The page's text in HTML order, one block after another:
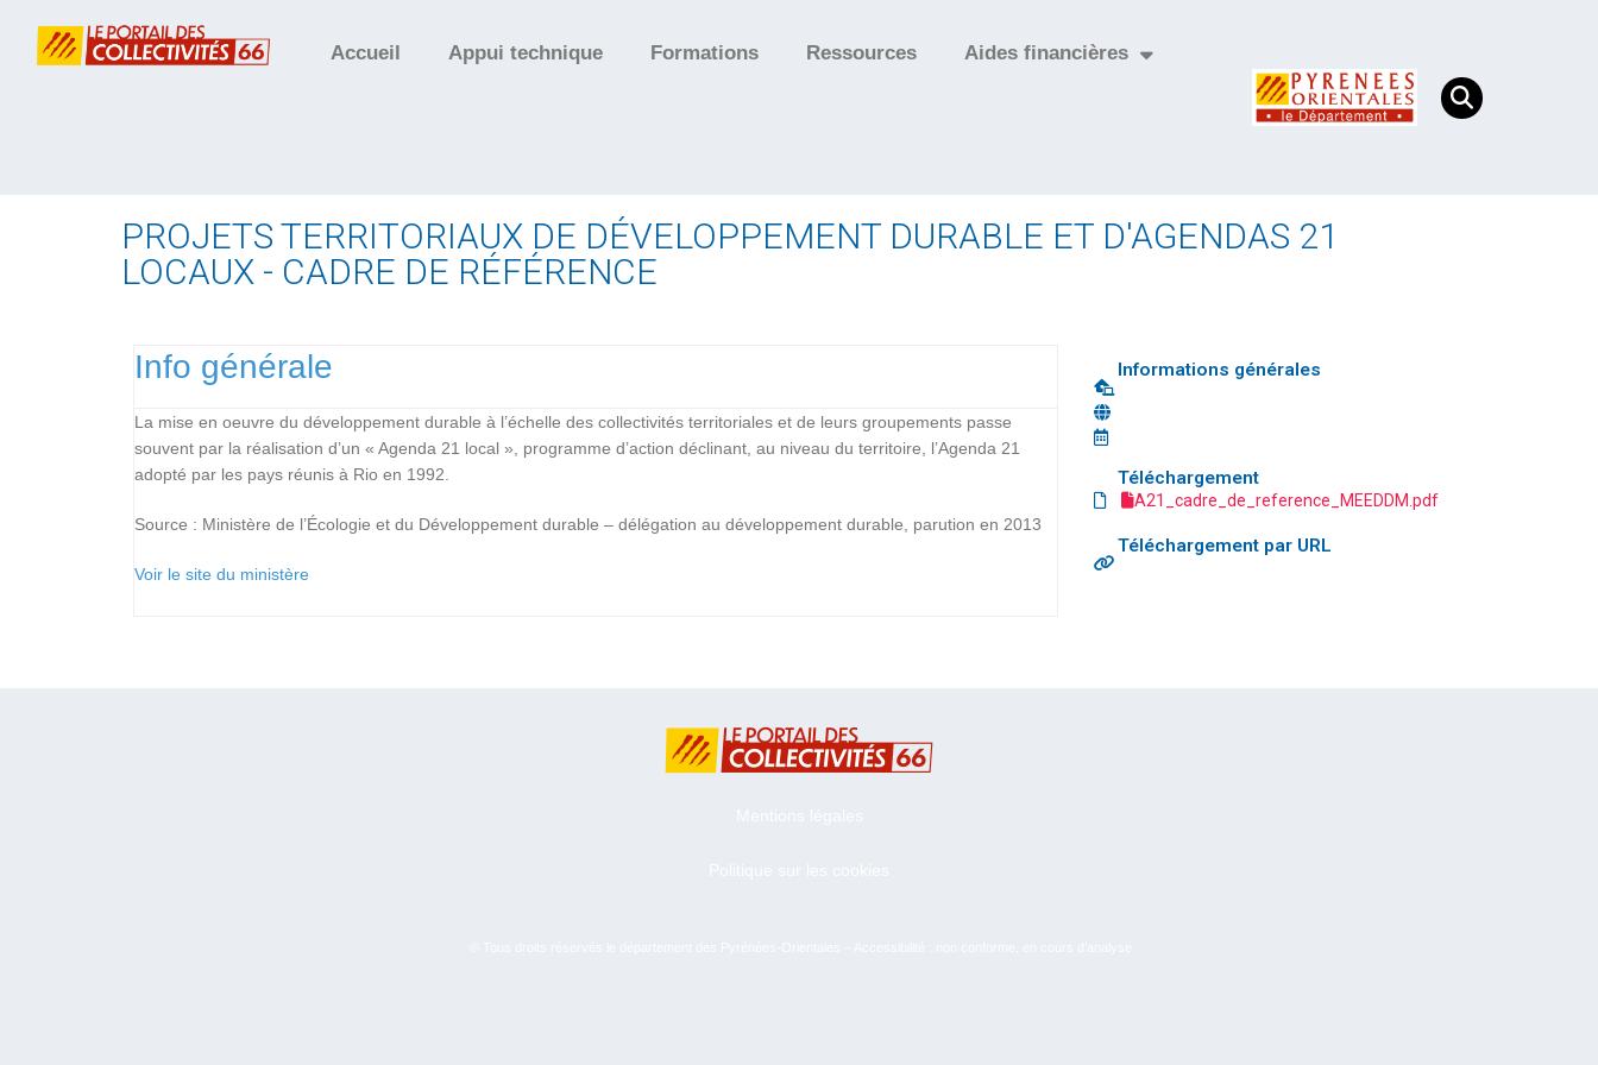
Accueil Appui technique Formations Ressources Aides financières
PROJETS TERRITORIAUX DE DÉVELOPPEMENT DURABLE ET D'AGENDAS 21
LOCAUX - CADRE DE RÉFÉRENCE
Info générale
La mise en oeuvre du développement durable à l’échelle des collectivités territoriales et de leurs groupements passe
souvent par la réalisation d’un « Agenda 21 local », programme d’action déclinant, au niveau du territoire, l’Agenda 21
adopté par les pays réunis à Rio en 1992.
Source : Ministère de l’Écologie et du Développement durable – délégation au développement durable, parution en 2013
Voir le site du ministère
Informations générales
Téléchargement
A21_cadre_de_reference_MEEDDM.pdf
Téléchargement par URL